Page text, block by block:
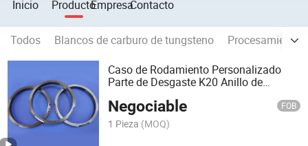
Inicio ProductoEmpresaContacto
Todos Blancos de carburo de tungsteno
Procesamiento
Caso de Rodamiento Personalizado
Parte de Desgaste K20 Anillo de
Negociable FOB
1 Pieza (MOQ)